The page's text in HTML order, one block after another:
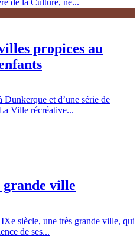
propices au
Dunkerque et d’une série de
Ville récréative...
ville
siècle, une très grande ville, qui
de ses...